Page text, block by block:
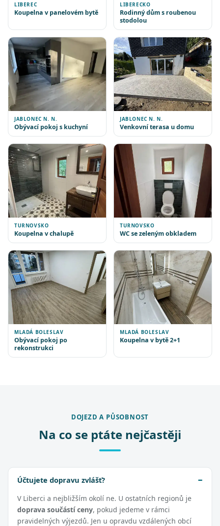
LIBEREC
Koupelna v panelovém bytě
LIBERECKO
Rodinný dům s roubenou
stodolou
JABLONEC N. N.
Obývací pokoj s kuchyní
JABLONEC N. N.
Venkovní terasa u domu
TURNOVSKO
Koupelna v chalupě
TURNOVSKO
WC se zeleným obkladem
MLADÁ BOLESLAV
Obývací pokoj po
rekonstrukci
MLADÁ BOLESLAV
Koupelna v bytě 2+1
DOJEZD A PŮSOBNOST
Na co se ptáte nejčastěji
Účtujete dopravu zvlášť?
V Liberci a nejbližším okolí ne. U ostatních regionů je
doprava součástí ceny, pokud jedeme v rámci
pravidelných výjezdů. Jen u opravdu vzdálených obcí